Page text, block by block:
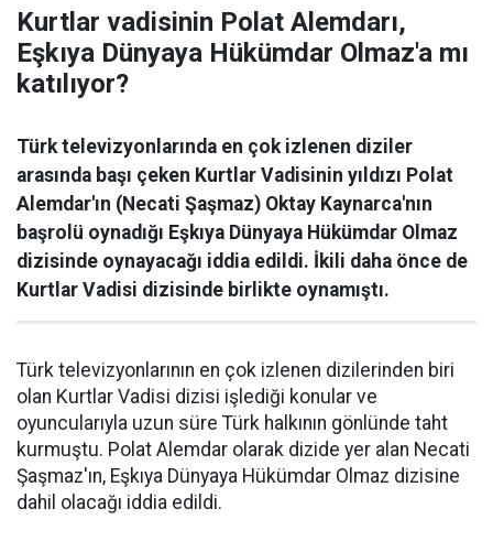
Kurtlar vadisinin Polat Alemdarı,
Eşkıya Dünyaya Hükümdar Olmaz'a mı
katılıyor?
Türk televizyonlarında en çok izlenen diziler
arasında başı çeken Kurtlar Vadisinin yıldızı Polat
Alemdar'ın (Necati Şaşmaz) Oktay Kaynarca'nın
başrolü oynadığı Eşkıya Dünyaya Hükümdar Olmaz
dizisinde oynayacağı iddia edildi. İkili daha önce de
Kurtlar Vadisi dizisinde birlikte oynamıştı.
Türk televizyonlarının en çok izlenen dizilerinden biri
olan Kurtlar Vadisi dizisi işlediği konular ve
oyuncularıyla uzun süre Türk halkının gönlünde taht
kurmuştu. Polat Alemdar olarak dizide yer alan Necati
Şaşmaz'ın, Eşkıya Dünyaya Hükümdar Olmaz dizisine
dahil olacağı iddia edildi.